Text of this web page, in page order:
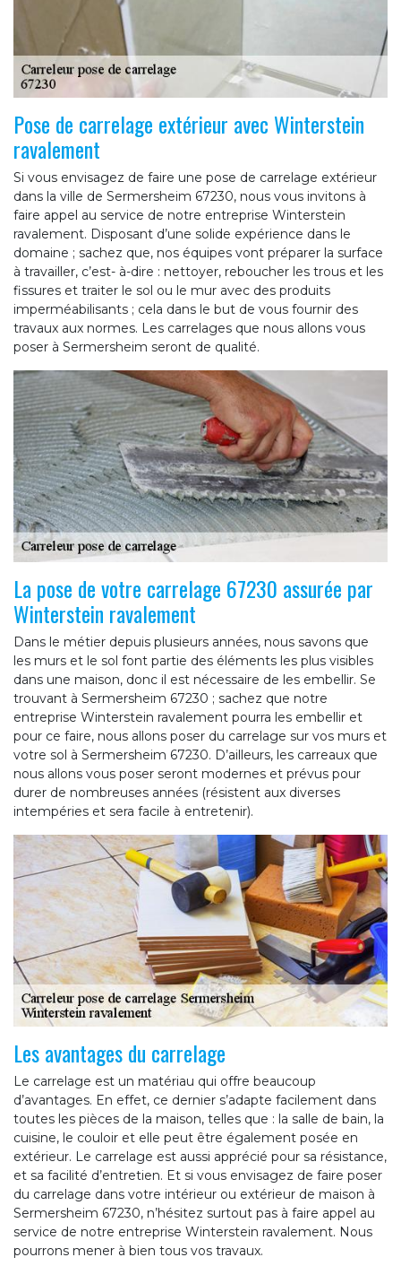
Pose de carrelage extérieur avec Winterstein
ravalement
Si vous envisagez de faire une pose de carrelage extérieur
dans la ville de Sermersheim 67230, nous vous invitons à
faire appel au service de notre entreprise Winterstein
ravalement. Disposant d’une solide expérience dans le
domaine ; sachez que, nos équipes vont préparer la surface
à travailler, c’est- à-dire : nettoyer, reboucher les trous et les
fissures et traiter le sol ou le mur avec des produits
imperméabilisants ; cela dans le but de vous fournir des
travaux aux normes. Les carrelages que nous allons vous
poser à Sermersheim seront de qualité.
La pose de votre carrelage 67230 assurée par
Winterstein ravalement
Dans le métier depuis plusieurs années, nous savons que
les murs et le sol font partie des éléments les plus visibles
dans une maison, donc il est nécessaire de les embellir. Se
trouvant à Sermersheim 67230 ; sachez que notre
entreprise Winterstein ravalement pourra les embellir et
pour ce faire, nous allons poser du carrelage sur vos murs et
votre sol à Sermersheim 67230. D’ailleurs, les carreaux que
nous allons vous poser seront modernes et prévus pour
durer de nombreuses années (résistent aux diverses
intempéries et sera facile à entretenir).
Les avantages du carrelage
Le carrelage est un matériau qui offre beaucoup
d’avantages. En effet, ce dernier s’adapte facilement dans
toutes les pièces de la maison, telles que : la salle de bain, la
cuisine, le couloir et elle peut être également posée en
extérieur. Le carrelage est aussi apprécié pour sa résistance,
et sa facilité d’entretien. Et si vous envisagez de faire poser
du carrelage dans votre intérieur ou extérieur de maison à
Sermersheim 67230, n’hésitez surtout pas à faire appel au
service de notre entreprise Winterstein ravalement. Nous
pourrons mener à bien tous vos travaux.